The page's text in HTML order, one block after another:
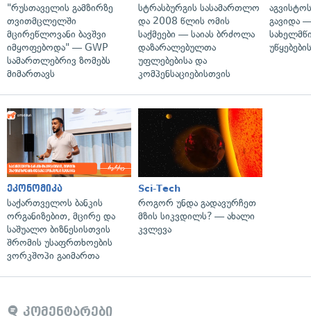
"რუსთაველის გამზირზე
თვითმცლელში
მცირეწლოვანი ბავშვი
იმყოფებოდა" — GWP
სამართლებრივ ზომებს
მიმართავს
სტრასბურგის სასამართლო
და 2008 წლის ომის
საქმეები — საიას ბრძოლა
დაზარალებულთა
უფლებებისა და
კომპენსაციებისთვის
გავიდა
ეკონომიკა
საქართველოს ბანკის
ორგანიზებით, მცირე და
საშუალო ბიზნესისთვის
შრომის უსაფრთხოების
ვორკშოპი გაიმართა
Sci-Tech
როგორ უნდა გადავურჩეთ
მზის სიკვდილს? — ახალი
კვლევა
კომენტარები